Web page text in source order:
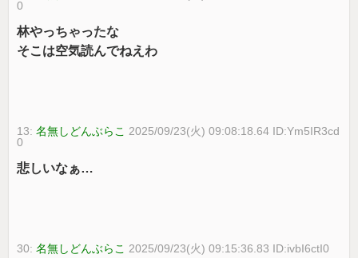
0
林やっちゃったな
そこは空気読んでねえわ
13:名無しどんぶらこ 2025/09/23(火) 09:08:18.64 ID:Ym5IR3cd
0
悲しいなぁ…
30:名無しどんぶらこ 2025/09/23(火) 09:15:36.83 ID:ivbI6ctI0